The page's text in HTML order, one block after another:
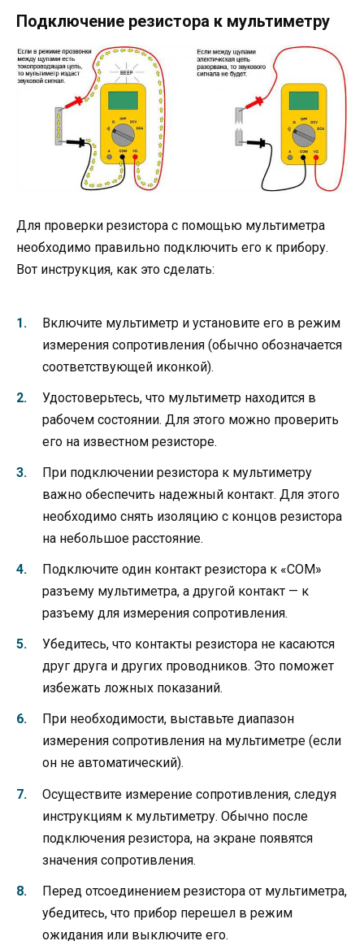
Подключение резистора к мультиметру
Для проверки резистора с помощью мультиметра
необходимо правильно подключить его к прибору.
Вот инструкция, как это сделать:
Включите мультиметр и установите его в режим
измерения сопротивления (обычно обозначается
соответствующей иконкой).
Удостоверьтесь, что мультиметр находится в
рабочем состоянии. Для этого можно проверить
его на известном резисторе.
При подключении резистора к мультиметру
важно обеспечить надежный контакт. Для этого
необходимо снять изоляцию с концов резистора
на небольшое расстояние.
Подключите один контакт резистора к «COM»
разъему мультиметра, а другой контакт — к
разъему для измерения сопротивления.
Убедитесь, что контакты резистора не касаются
друг друга и других проводников. Это поможет
избежать ложных показаний.
При необходимости, выставьте диапазон
измерения сопротивления на мультиметре (если
он не автоматический).
Осуществите измерение сопротивления, следуя
инструкциям к мультиметру. Обычно после
подключения резистора, на экране появятся
значения сопротивления.
Перед отсоединением резистора от мультиметра,
убедитесь, что прибор перешел в режим
ожидания или выключите его.